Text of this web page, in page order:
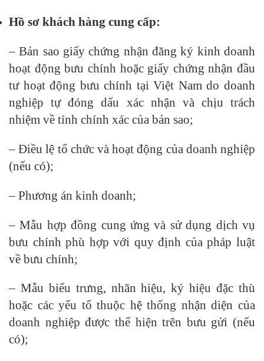
Hồ sơ khách hàng cung cấp:
– Bản sao giấy chứng nhận đăng ký kinh doanh
hoạt động bưu chính hoặc giấy chứng nhận đầu
tư hoạt động bưu chính tại Việt Nam do doanh
nghiệp tự đóng dấu xác nhận và chịu trách
nhiệm về tính chính xác của bản sao;
– Điều lệ tổ chức và hoạt động của doanh nghiệp
(nếu có);
– Phương án kinh doanh;
– Mẫu hợp đồng cung ứng và sử dụng dịch vụ
bưu chính phù hợp với quy định của pháp luật
về bưu chính;
– Mẫu biểu trưng, nhãn hiệu, ký hiệu đặc thù
hoặc các yếu tố thuộc hệ thống nhận diện của
doanh nghiệp được thể hiện trên bưu gửi (nếu
có);